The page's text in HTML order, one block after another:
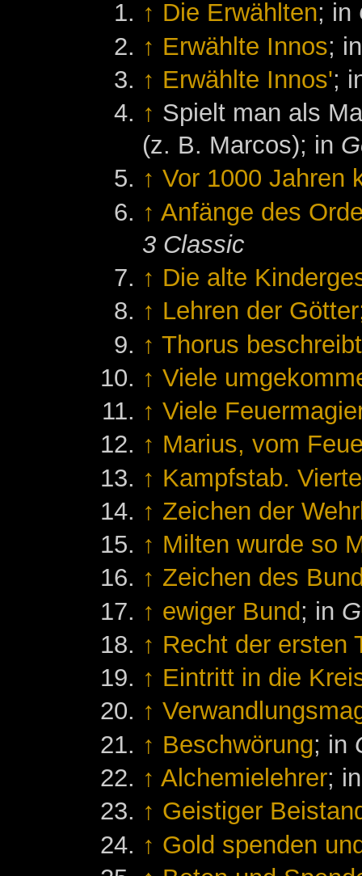
↑ Die Erwählten; in
↑ Erwählte Innos;
↑ Erwählte Innos';
↑ Spielt man als
(z. B. Marcos); in
↑ Vor 1000 Jahren
↑ Anfänge des
3 Classic
↑ Die alte
↑ Lehren der
↑ Thorus
↑ Viele
↑ Viele
↑ Marius, vom
↑ Kampfstab.
↑ Zeichen der
↑ Milten wurde so
↑ Zeichen des
↑ ewiger Bund; in
↑ Recht der ersten
↑ Eintritt in die
↑
↑ Beschwörung; in
↑ Alchemielehrer;
↑ Geistiger
↑ Gold spenden